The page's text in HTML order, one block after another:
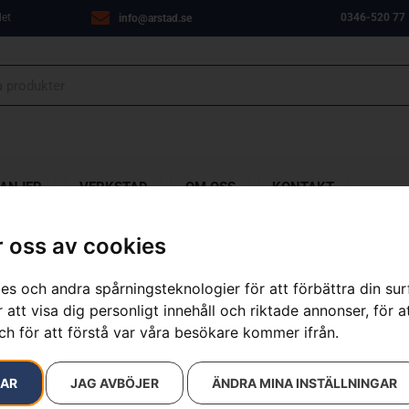
oss av cookies
och andra spårningsteknologier för att förbättra din
visa dig personligt innehåll och riktade annonser, för
för att förstå var våra besökare kommer ifrån.
JAG AVBÖJER ÄNDRA MINA INSTÄLLNINGAR
info@arstad.se 0346-520 77
VERKSTAD OM OSS KONTAKT
av 296 resultat